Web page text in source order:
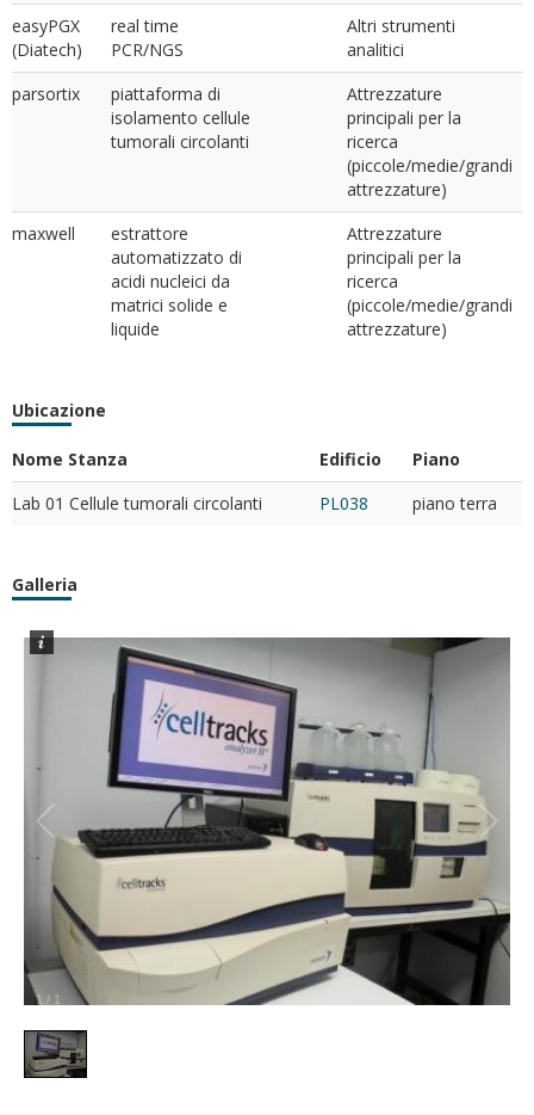
easyPGX
(Diatech)
real time
PCR/NGS
Altri strumenti
analitici
parsortix
piattaforma di
isolamento cellule
tumorali circolanti
Attrezzature
principali per la
ricerca
(piccole/medie/grandi
attrezzature)
maxwell
estrattore
automatizzato di
acidi nucleici da
matrici solide e
liquide
Attrezzature
principali per la
ricerca
(piccole/medie/grandi
attrezzature)
Ubicazione
Nome Stanza Edificio
Piano
Lab 01 Cellule tumorali circolanti
PL038 piano terra
Galleria
1 / 1